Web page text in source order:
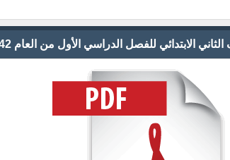
الابتدائي للفصل الدراسي الأول من العام 1442 هـ